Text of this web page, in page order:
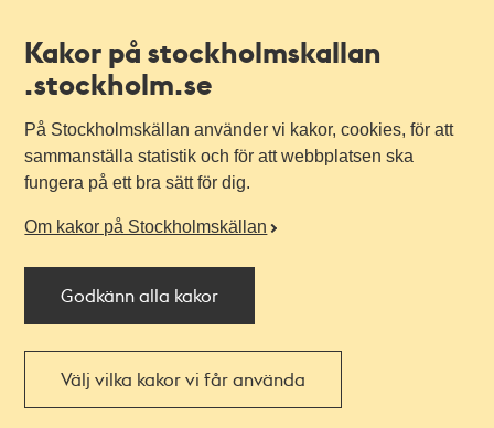
Kakor på stockholmskallan
.stockholm.se
På Stockholmskällan använder vi kakor, cookies, för att
sammanställa statistik och för att webbplatsen ska
fungera på ett bra sätt för dig.
Om kakor på Stockholmskällan
Godkänn alla kakor
Välj vilka kakor vi får använda